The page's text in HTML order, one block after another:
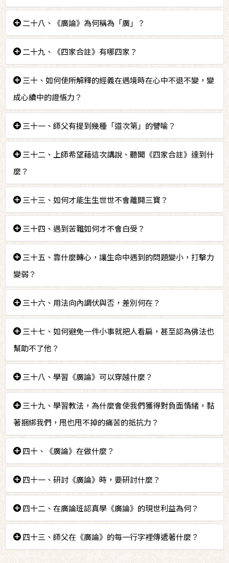
切遍智的果位。
答：二十八、《廣論》為何稱為「廣」？
答：二十九、《四家合註》有哪四家？
答：①巴梭法王；②語王堅穩；③第一世妙音笑大師；
④札帝格西。
三十、如何使所解釋的經義在遇境時在心中不退不變，變
成心續中的證悟力？
答：聽到對經義的解釋後，經過多次的討論，在心中產
生定解，然後將定解真實地修習。
三十一、師父有提到幾種「道次第」的譬喻？
答：①爬樓梯；②做飯燒菜；③從幼稚園漸次讀到大
學。
三十二、上師希望藉這次講說、聽聞《四家合註》達到什
麼？
答：透過詳細聽聞教典，更深地凝聚內心對三寶的心業
力，不斷深刻地修行，獲得對三士道的證悟力。
三十三、如何才能生生世世不會離開三寶？
答：把對三寶的信心深刻到骨髓裡去。
三十四、遇到苦難如何才不會白受？
答：為了淨化自心的煩惱，把這一切忍受的苦行變成是
修行的莊嚴，生生世世尋覓師父的攝受和加持的一種修
力量，所有憂悲苦惱的代價就是得到了師父的攝受。
三十五、靠什麼轉心，讓生命中遇到的問題變小，打擊力
變弱？
答：聽聞正法，用法向內調伏。
三十六、用法向內調伏與否，差別何在？
答：借助法的力量向內調伏，內心會獲得清涼；能坦然
應對大大小小、林林總總的撞擊；不用法向內調伏，一
苦。
三十七、如何避免一件小事就把人看扁，甚至認為佛法也
幫助不了他？
答：從善行的角度看待別人，經年地修習。
三十八、學習《廣論》可以穿越什麼？
答：穿越生命中曾有過的難以想像的傷痛，讓成為過去
的痛苦，不再干擾現在的生活，不會時時刻刻影響自己
三十九、學習教法，為什麼會使我們獲得對負面情緒，黏
著捆綁我們，甩也甩不掉的痛苦的抵抗力？
答：因為可以找到很多條令自己信服的思路，用慧力去
對治，用智慧的善巧把煩惱這麼緊密地跟蹤和黏著的力
道削弱。
四十、《廣論》在做什麼？
答：從一開始聽聞正法到最後，所有部分都在解開我們
的煩惱結。
四十一、研討《廣論》時，要研討什麼？
答：怎麼想是痛苦的，怎麼想是快樂的。
四十二、在廣論班認真學《廣論》的現世利益為何？
答：很多撲面而來的煩惱不會粉碎你，讓你還有一定的
支撐力。
四十三、師父在《廣論》的每一行字裡傳遞著什麼？